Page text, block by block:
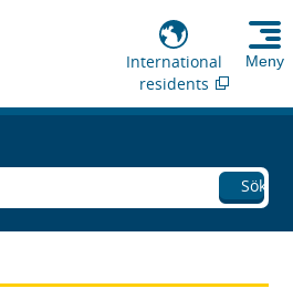
International
residents
Meny
Sök